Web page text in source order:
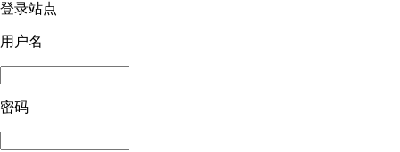
登录站点
用户名
密码